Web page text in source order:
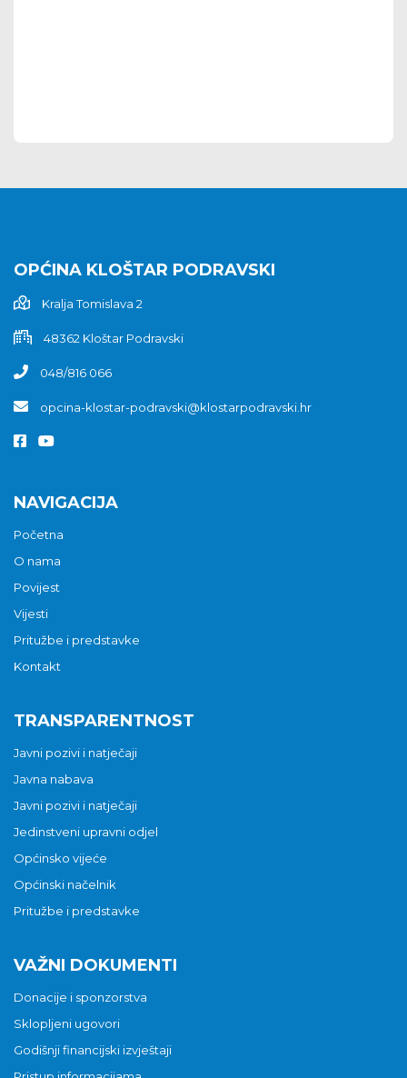
OPĆINA KLOŠTAR PODRAVSKI
Kralja Tomislava 2
48362 Kloštar Podravski
048/816 066
opcina-klostar-podravski@klostarpodravski.hr
NAVIGACIJA
Početna
O nama
Povijest
Vijesti
Pritužbe i predstavke
Kontakt
TRANSPARENTNOST
Javni pozivi i natječaji
Javna nabava
Javni pozivi i natječaji
Jedinstveni upravni odjel
Općinsko vijeće
Općinski načelnik
Pritužbe i predstavke
VAŽNI DOKUMENTI
Donacije i sponzorstva
Sklopljeni ugovori
Godišnji financijski izvještaji